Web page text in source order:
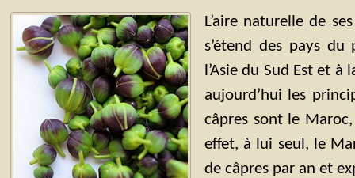
L’aire naturelle de
s’étend des pays
l’Asie du Sud Est et
aujourd’hui les
câpres sont le Maroc,
effet, à lui seul, le
de câpres par an et